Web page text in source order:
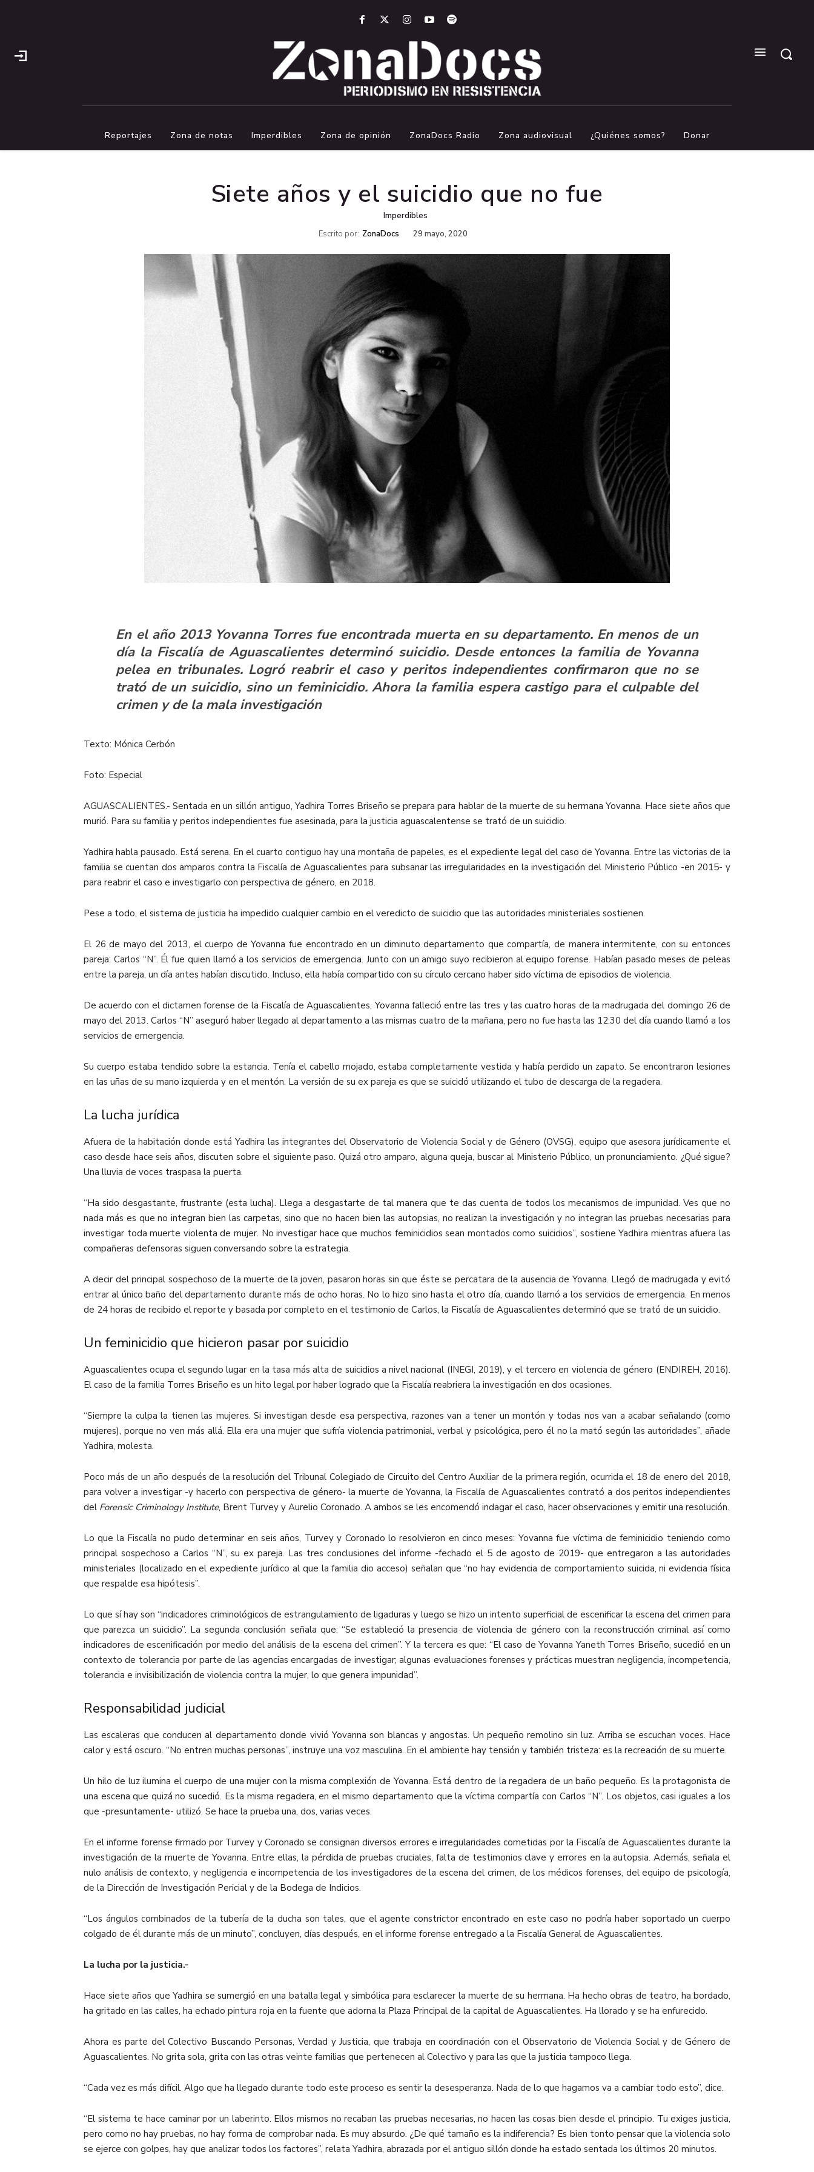
Reportajes Zona de notas Imperdibles Zona de opinión ZonaDocs Radio Zona audiovisual ¿Quiénes somos? Donar
Siete años y el suicidio que no fue
Imperdibles
Escrito por: ZonaDocs 29 mayo, 2020
En el año 2013 Yovanna Torres fue encontrada muerta en su departamento. En menos de un
día la Fiscalía de Aguascalientes determinó suicidio. Desde entonces la familia de Yovanna
pelea en tribunales. Logró reabrir el caso y peritos independientes confirmaron que no se
trató de un suicidio, sino un feminicidio. Ahora la familia espera castigo para el culpable del
crimen y de la mala investigación
Texto: Mónica Cerbón
Foto: Especial
AGUASCALIENTES.- Sentada en un sillón antiguo, Yadhira Torres Briseño se prepara para hablar de la muerte de su hermana Yovanna. Hace siete años que
murió. Para su familia y peritos independientes fue asesinada, para la justicia aguascalentense se trató de un suicidio.
Yadhira habla pausado. Está serena. En el cuarto contiguo hay una montaña de papeles, es el expediente legal del caso de Yovanna. Entre las victorias de la
familia se cuentan dos amparos contra la Fiscalía de Aguascalientes para subsanar las irregularidades en la investigación del Ministerio Público -en 2015- y
para reabrir el caso e investigarlo con perspectiva de género, en 2018.
Pese a todo, el sistema de justicia ha impedido cualquier cambio en el veredicto de suicidio que las autoridades ministeriales sostienen.
El 26 de mayo del 2013, el cuerpo de Yovanna fue encontrado en un diminuto departamento que compartía, de manera intermitente, con su entonces
pareja: Carlos “N”. Él fue quien llamó a los servicios de emergencia. Junto con un amigo suyo recibieron al equipo forense. Habían pasado meses de peleas
entre la pareja, un día antes habían discutido. Incluso, ella había compartido con su círculo cercano haber sido víctima de episodios de violencia.
De acuerdo con el dictamen forense de la Fiscalía de Aguascalientes, Yovanna falleció entre las tres y las cuatro horas de la madrugada del domingo 26 de
mayo del 2013. Carlos “N” aseguró haber llegado al departamento a las mismas cuatro de la mañana, pero no fue hasta las 12:30 del día cuando llamó a los
servicios de emergencia.
Su cuerpo estaba tendido sobre la estancia. Tenía el cabello mojado, estaba completamente vestida y había perdido un zapato. Se encontraron lesiones
en las uñas de su mano izquierda y en el mentón. La versión de su ex pareja es que se suicidó utilizando el tubo de descarga de la regadera.
La lucha jurídica
Afuera de la habitación donde está Yadhira las integrantes del Observatorio de Violencia Social y de Género (OVSG), equipo que asesora jurídicamente el
caso desde hace seis años, discuten sobre el siguiente paso. Quizá otro amparo, alguna queja, buscar al Ministerio Público, un pronunciamiento. ¿Qué sigue?
Una lluvia de voces traspasa la puerta.
“Ha sido desgastante, frustrante (esta lucha). Llega a desgastarte de tal manera que te das cuenta de todos los mecanismos de impunidad. Ves que no
nada más es que no integran bien las carpetas, sino que no hacen bien las autopsias, no realizan la investigación y no integran las pruebas necesarias para
investigar toda muerte violenta de mujer. No investigar hace que muchos feminicidios sean montados como suicidios”, sostiene Yadhira mientras afuera las
compañeras defensoras siguen conversando sobre la estrategia.
A decir del principal sospechoso de la muerte de la joven, pasaron horas sin que éste se percatara de la ausencia de Yovanna. Llegó de madrugada y evitó
entrar al único baño del departamento durante más de ocho horas. No lo hizo sino hasta el otro día, cuando llamó a los servicios de emergencia. En menos
de 24 horas de recibido el reporte y basada por completo en el testimonio de Carlos, la Fiscalía de Aguascalientes determinó que se trató de un suicidio.
Un feminicidio que hicieron pasar por suicidio
Aguascalientes ocupa el segundo lugar en la tasa más alta de suicidios a nivel nacional (INEGI, 2019), y el tercero en violencia de género (ENDIREH, 2016).
El caso de la familia Torres Briseño es un hito legal por haber logrado que la Fiscalía reabriera la investigación en dos ocasiones.
“Siempre la culpa la tienen las mujeres. Si investigan desde esa perspectiva, razones van a tener un montón y todas nos van a acabar señalando (como
mujeres), porque no ven más allá. Ella era una mujer que sufría violencia patrimonial, verbal y psicológica, pero él no la mató según las autoridades”, añade
Yadhira, molesta.
Poco más de un año después de la resolución del Tribunal Colegiado de Circuito del Centro Auxiliar de la primera región, ocurrida el 18 de enero del 2018,
para volver a investigar -y hacerlo con perspectiva de género- la muerte de Yovanna, la Fiscalía de Aguascalientes contrató a dos peritos independientes
del Forensic Criminology Institute, Brent Turvey y Aurelio Coronado. A ambos se les encomendó indagar el caso, hacer observaciones y emitir una resolución.
Lo que la Fiscalía no pudo determinar en seis años, Turvey y Coronado lo resolvieron en cinco meses: Yovanna fue víctima de feminicidio teniendo como
principal sospechoso a Carlos “N”, su ex pareja. Las tres conclusiones del informe -fechado el 5 de agosto de 2019- que entregaron a las autoridades
ministeriales (localizado en el expediente jurídico al que la familia dio acceso) señalan que “no hay evidencia de comportamiento suicida, ni evidencia física
que respalde esa hipótesis”.
Lo que sí hay son “indicadores criminológicos de estrangulamiento de ligaduras y luego se hizo un intento superficial de escenificar la escena del crimen para
que parezca un suicidio”. La segunda conclusión señala que: “Se estableció la presencia de violencia de género con la reconstrucción criminal así como
indicadores de escenificación por medio del análisis de la escena del crimen”. Y la tercera es que: “El caso de Yovanna Yaneth Torres Briseño, sucedió en un
contexto de tolerancia por parte de las agencias encargadas de investigar; algunas evaluaciones forenses y prácticas muestran negligencia, incompetencia,
tolerancia e invisibilización de violencia contra la mujer, lo que genera impunidad”.
Responsabilidad judicial
Las escaleras que conducen al departamento donde vivió Yovanna son blancas y angostas. Un pequeño remolino sin luz. Arriba se escuchan voces. Hace
calor y está oscuro. “No entren muchas personas”, instruye una voz masculina. En el ambiente hay tensión y también tristeza: es la recreación de su muerte.
Un hilo de luz ilumina el cuerpo de una mujer con la misma complexión de Yovanna. Está dentro de la regadera de un baño pequeño. Es la protagonista de
una escena que quizá no sucedió. Es la misma regadera, en el mismo departamento que la víctima compartía con Carlos “N”. Los objetos, casi iguales a los
que -presuntamente- utilizó. Se hace la prueba una, dos, varias veces.
En el informe forense firmado por Turvey y Coronado se consignan diversos errores e irregularidades cometidas por la Fiscalía de Aguascalientes durante la
investigación de la muerte de Yovanna. Entre ellas, la pérdida de pruebas cruciales, falta de testimonios clave y errores en la autopsia. Además, señala el
nulo análisis de contexto, y negligencia e incompetencia de los investigadores de la escena del crimen, de los médicos forenses, del equipo de psicología,
de la Dirección de Investigación Pericial y de la Bodega de Indicios.
“Los ángulos combinados de la tubería de la ducha son tales, que el agente constrictor encontrado en este caso no podría haber soportado un cuerpo
colgado de él durante más de un minuto”, concluyen, días después, en el informe forense entregado a la Fiscalía General de Aguascalientes.
La lucha por la justicia.-
Hace siete años que Yadhira se sumergió en una batalla legal y simbólica para esclarecer la muerte de su hermana. Ha hecho obras de teatro, ha bordado,
ha gritado en las calles, ha echado pintura roja en la fuente que adorna la Plaza Principal de la capital de Aguascalientes. Ha llorado y se ha enfurecido.
Ahora es parte del Colectivo Buscando Personas, Verdad y Justicia, que trabaja en coordinación con el Observatorio de Violencia Social y de Género de
Aguascalientes. No grita sola, grita con las otras veinte familias que pertenecen al Colectivo y para las que la justicia tampoco llega.
“Cada vez es más difícil. Algo que ha llegado durante todo este proceso es sentir la desesperanza. Nada de lo que hagamos va a cambiar todo esto”, dice.
“El sistema te hace caminar por un laberinto. Ellos mismos no recaban las pruebas necesarias, no hacen las cosas bien desde el principio. Tu exiges justicia,
pero como no hay pruebas, no hay forma de comprobar nada. Es muy absurdo. ¿De qué tamaño es la indiferencia? Es bien tonto pensar que la violencia solo
se ejerce con golpes, hay que analizar todos los factores”, relata Yadhira, abrazada por el antiguo sillón donde ha estado sentada los últimos 20 minutos.